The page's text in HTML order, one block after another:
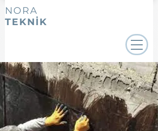
NORA
TEKNİK